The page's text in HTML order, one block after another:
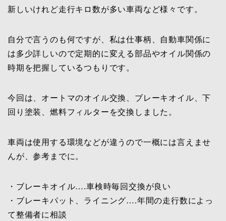
新しいけれど走行キロ数が多い車両など様々です。
自分で言うのも何ですが、私は仕事柄、自動車関係に
は多少詳しいので定期的に変える部品やオイル関係の
時期を把握しているつもりです。
今回は、オートマのオイル交換、ブレーキオイル、下
回り塗装、燃料フィルターを交換しました。
車両は使用する環境などが違うので一概には言えませ
んが、参考までに。
・ブレーキオイル….車検時毎回交換が良い
・ブレーキパット、ライニング….年間の走行数によっ
て整備者に相談